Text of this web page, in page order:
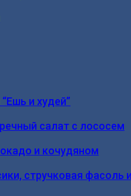
и худей”
салат с лососем
и кочудяном
стручковая фасоль